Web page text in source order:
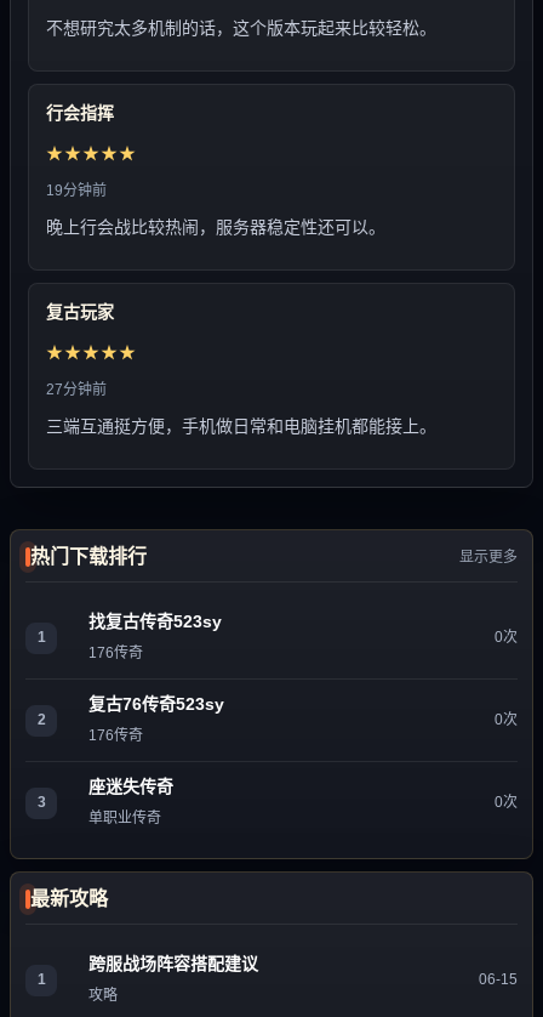
不想研究太多机制的话，这个版本玩起来比较轻松。
行会指挥
★★★★★
19分钟前
晚上行会战比较热闹，服务器稳定性还可以。
复古玩家
★★★★★
27分钟前
三端互通挺方便，手机做日常和电脑挂机都能接上。
热门下载排行 显示更多
1
找复古传奇523sy
176传奇
0次
2
复古76传奇523sy
176传奇
0次
3
座迷失传奇
单职业传奇
0次
最新攻略
1
跨服战场阵容搭配建议
攻略
06-15